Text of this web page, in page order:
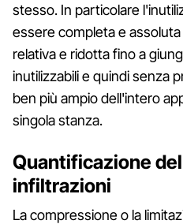
stesso. In particolare
essere completa e
relativa e ridotta fino a
inutilizzabili e quindi senza
ben più ampio dell'intero
singola stanza.
Quantificazione
infiltrazioni
La compressione o la